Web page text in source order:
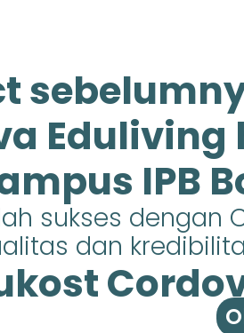
Eduliving
IPB
sukses dengan
dan